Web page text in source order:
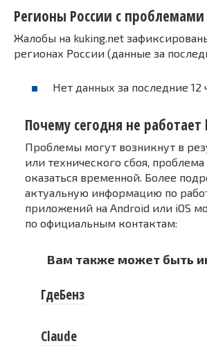
Регионы России с проблемами
Жалобы на kuking.net
регионах России (данные за
Нет данных за последние 12
Почему сегодня не
Проблемы могут возникнут в
или технического сбоя,
оказаться временной. Более
актуальную информацию по
приложений на Android или iOS
по официальным контактам:
Вам также может быть
ГдеБенз
Claude